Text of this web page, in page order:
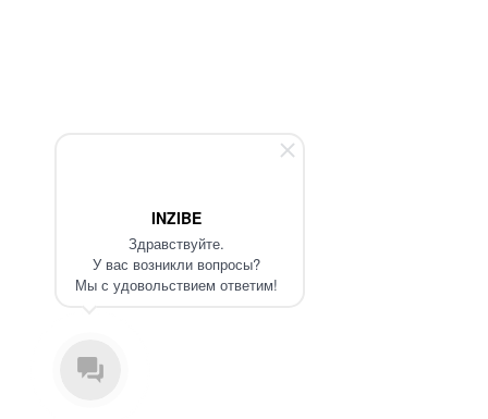
INZIBE
Здравствуйте.
У вас возникли вопросы?
Мы с удовольствием ответим!